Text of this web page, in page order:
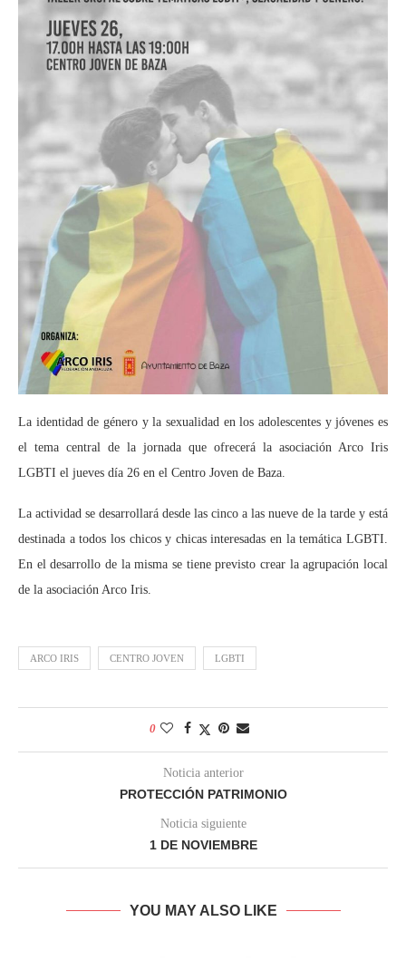
La identidad de género y la sexualidad en los adolescentes y jóvenes es
el tema central de la jornada que ofrecerá la asociación Arco Iris
LGBTI el jueves día 26 en el Centro Joven de Baza.
La actividad se desarrollará desde las cinco a las nueve de la tarde y está
destinada a todos los chicos y chicas interesadas en la temática LGBTI.
En el desarrollo de la misma se tiene previsto crear la agrupación local
de la asociación Arco Iris.
ARCO IRIS CENTRO JOVEN LGBTI
0
Noticia anterior
PROTECCIÓN PATRIMONIO
Noticia siguiente
1 DE NOVIEMBRE
YOU MAY ALSO LIKE